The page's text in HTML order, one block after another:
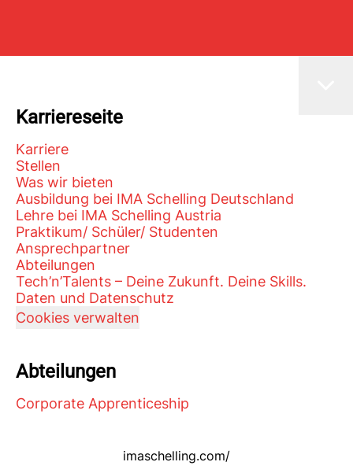
Karriereseite
Karriere
Stellen
Was wir bieten
Ausbildung bei IMA Schelling Deutschland
Lehre bei IMA Schelling Austria
Praktikum/ Schüler/ Studenten
Ansprechpartner
Abteilungen
Tech’n’Talents – Deine Zukunft. Deine Skills.
Daten und Datenschutz
Cookies verwalten
Abteilungen
Corporate Apprenticeship
imaschelling.com/